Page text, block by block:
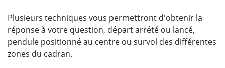
Plusieurs techniques vous permettront d'obtenir la
réponse à votre question, départ arrété ou lancé,
pendule positionné au centre ou survol des différentes
zones du cadran.